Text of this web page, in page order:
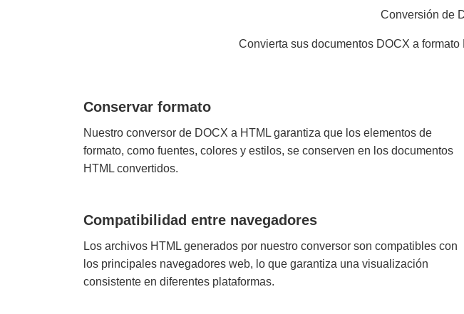
Conversión de
Convierta sus documentos DOCX a
Conservar formato
Nuestro conversor de DOCX a HTML garantiza que los elementos de
formato, como fuentes, colores y estilos, se conserven en los documentos
HTML convertidos.
Compatibilidad entre navegadores
Los archivos HTML generados por nuestro conversor son compatibles con
los principales navegadores web, lo que garantiza una visualización
consistente en diferentes plataformas.